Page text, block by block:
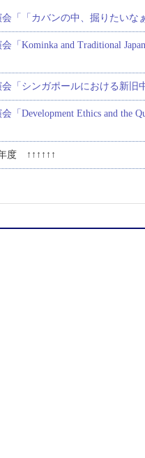
「「カバンの中、掘りたい
「Kominka and Traditional
「シンガポールにおける新旧
「Development Ethics and the
度 ↑↑↑↑↑↑